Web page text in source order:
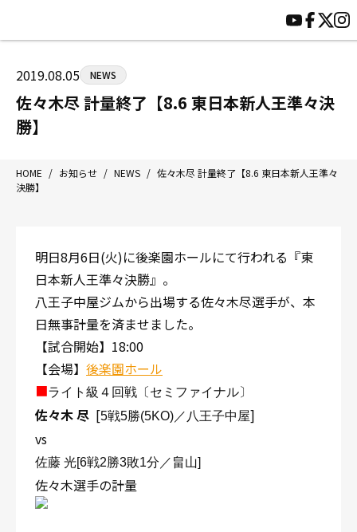
〒192-0072 東京都八王子市南町3-8 第2原嶋ビル1F
Tel/Fax：042-622-7222
営業時間：月〜土 14:00〜22:00 / 日・祝 14:00〜19:00
HOME
ジムについて
トレーニング
入会案内
施設紹介
会員様の声
サポーター募集
2019.08.05 NEWS
佐々木尽 計量終了【8.6 東日本新人王準々決
勝】
HOME / お知らせ / NEWS / 佐々木尽 計量終了【8.6 東日本新人王準々
決勝】
明日8月6日(火)に後楽園ホールにて行われる『東
日本新人王準々決勝』。
八王子中屋ジムから出場する佐々木尽選手が、本
日無事計量を済ませました。
【試合開始】18:00
【会場】 後楽園ホール
■ライト級４回戦〔セミファイナル〕
佐々木 尽 [5戦5勝(5KO)／八王子中屋]
vs
佐藤 光[6戦2勝3敗1分／ 畠山]
佐々木選手の計量